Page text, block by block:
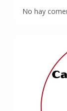
No hay